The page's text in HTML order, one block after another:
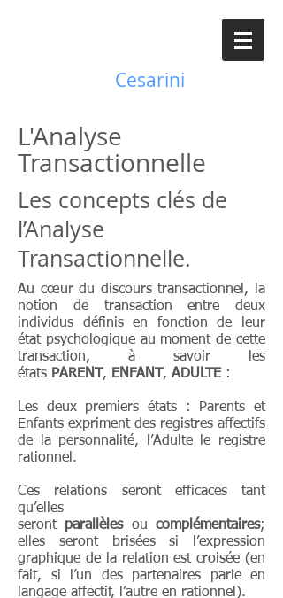
Cesarini
L'Analyse
Transactionnelle
Les concepts clés de
l’Analyse
Transactionnelle.
Au cœur du discours transactionnel, la
notion de transaction entre deux
individus définis en fonction de leur
état psychologique au moment de cette
transaction, à savoir les
états PARENT , ENFANT , ADULTE :
Les deux premiers états : Parents et
Enfants expriment des registres affectifs
de la personnalité, l’Adulte le registre
rationnel.
Ces relations seront efficaces tant
qu’elles
seront parallèlesoucomplémentaires;
elles seront brisées si l’expression
graphique de la relation est croisée (en
fait, si l’un des partenaires parle en
langage affectif, l’autre en rationnel).